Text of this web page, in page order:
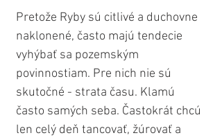
Pretože Ryby sú citlivé a duchovne
naklonené, často majú tendecie
vyhýbať sa pozemským
povinnostiam. Pre nich nie sú
skutočné - strata času. Klamú
často samých seba. Častokrát chcú
len celý deň tancovať, žúrovať a